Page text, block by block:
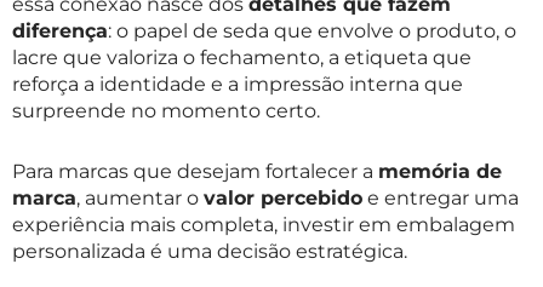
essa conexão nasce dos detalhes que fazem
diferença: o papel de seda que envolve o produto, o
lacre que valoriza o fechamento, a etiqueta que
reforça a identidade e a impressão interna que
surpreende no momento certo.
Para marcas que desejam fortalecer a memória de
marca, aumentar o valor percebido e entregar uma
experiência mais completa, investir em embalagem
personalizada é uma decisão estratégica.